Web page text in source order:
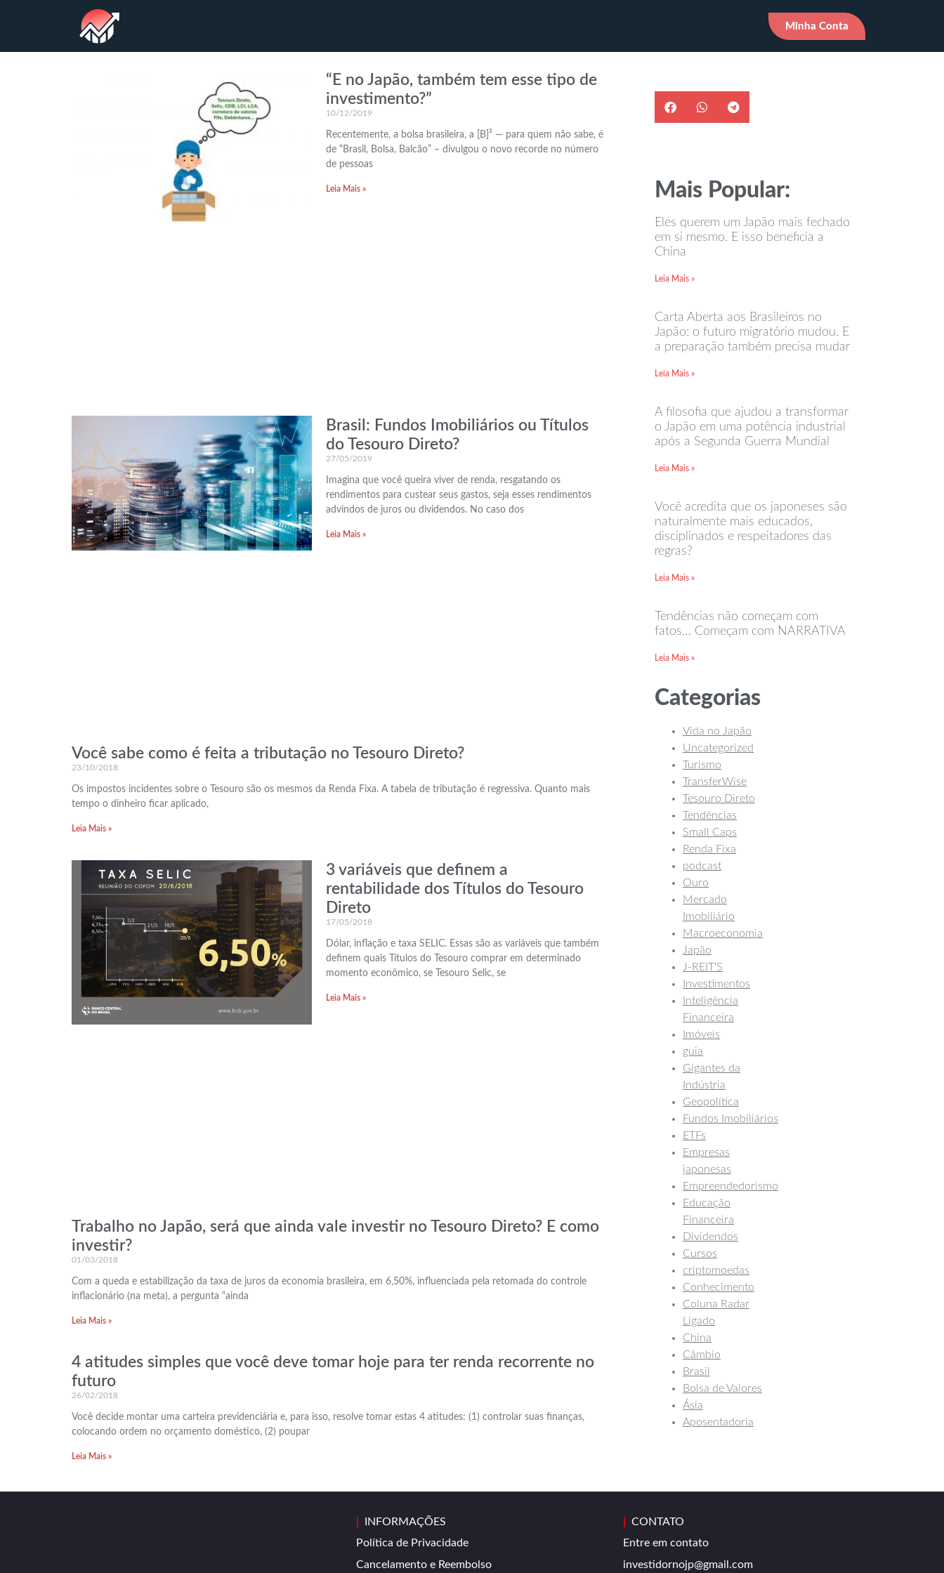
Minha Conta
“E no Japão, também tem esse tipo de
investimento?”
10/12/2019
Recentemente, a bolsa brasileira, a [B]³ — para quem não sabe, é
de “Brasil, Bolsa, Balcão” – divulgou o novo recorde no número
de pessoas
Leia Mais »
Brasil: Fundos Imobiliários ou Títulos
do Tesouro Direto?
27/05/2019
Imagina que você queira viver de renda, resgatando os
rendimentos para custear seus gastos, seja esses rendimentos
advindos de juros ou dividendos. No caso dos
Leia Mais »
Você sabe como é feita a tributação no Tesouro Direto?
23/10/2018
Os impostos incidentes sobre o Tesouro são os mesmos da Renda Fixa. A tabela de tributação é regressiva. Quanto mais
tempo o dinheiro ficar aplicado,
Leia Mais »
3 variáveis que definem a
rentabilidade dos Títulos do Tesouro
Direto
17/05/2018
Dólar, inflação e taxa SELIC. Essas são as variáveis que também
definem quais Títulos do Tesouro comprar em determinado
momento econômico, se Tesouro Selic, se
Leia Mais »
Trabalho no Japão, será que ainda vale investir no Tesouro Direto? E como
investir?
01/03/2018
Com a queda e estabilização da taxa de juros da economia brasileira, em 6,50%, influenciada pela retomada do controle
inflacionário (na meta), a pergunta “ainda
Leia Mais »
4 atitudes simples que você deve tomar hoje para ter renda recorrente no
futuro
26/02/2018
Você decide montar uma carteira previdenciária e, para isso, resolve tomar estas 4 atitudes: (1) controlar suas finanças,
colocando ordem no orçamento doméstico, (2) poupar
Leia Mais »
Mais Popular:
Eles querem um Japão mais fechado
em si mesmo. E isso beneficia a
China
Leia Mais »
Carta Aberta aos Brasileiros no
Japão: o futuro migratório mudou. E
a preparação também precisa mudar
Leia Mais »
A filosofia que ajudou a transformar
o Japão em uma potência industrial
após a Segunda Guerra Mundial
Leia Mais »
Você acredita que os japoneses são
naturalmente mais educados,
disciplinados e respeitadores das
regras?
Leia Mais »
Tendências não começam com
fatos… Começam com NARRATIVA
Leia Mais »
Categorias
Vida no Japão
Uncategorized
Turismo
TransferWise
Tesouro Direto
Tendências
Small Caps
Renda Fixa
podcast
Ouro
Mercado
Imobiliário
Macroeconomia
Japão
J-REIT'S
Investimentos
Inteligência
Financeira
Imóveis
guia
Gigantes da
Indústria
Geopolítica
Fundos Imobiliários
ETFs
Empresas
japonesas
Empreendedorismo
Educação
Financeira
Dividendos
Cursos
criptomoedas
Conhecimento
Coluna Radar
Ligado
China
Câmbio
Brasil
Bolsa de Valores
Ásia
Aposentadoria
INFORMAÇÕES
Política de Privacidade
Cancelamento e Reembolso
CONTATO
Entre em contato
investidornojp@gmail.com